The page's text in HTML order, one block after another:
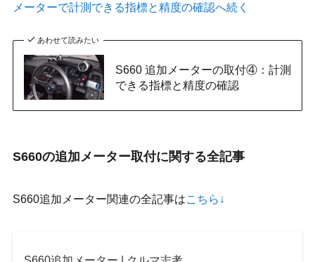
メーターで計測できる指標と精度の確認へ続く
あわせて読みたい
S660 追加メーターの取付④：計測
できる指標と精度の確認
S660の追加メーター取付に関する全記事
S660追加メーター関連の全記事はこちら↓